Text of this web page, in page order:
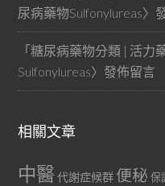
尿病藥物Sulfonylureas〉
「糖尿病藥物分類 | 活力
Sulfonylureas〉發佈留言
相關文章
中醫代謝症候群 便秘 保